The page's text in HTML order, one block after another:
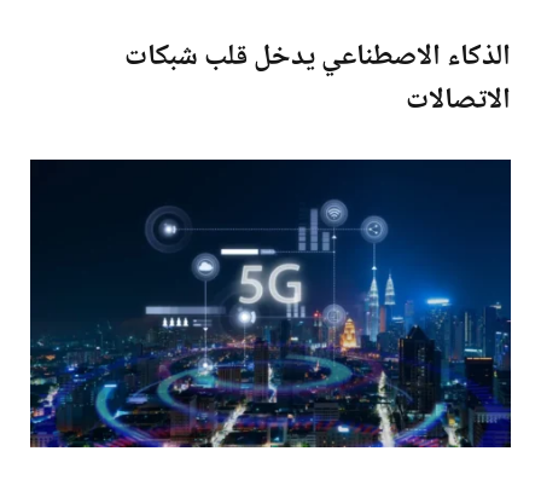
الذكاء الاصطناعي يدخل قلب شبكات
الاتصالات